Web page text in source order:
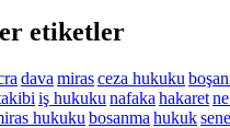
etiketler
dava mirasceza hukuku
iş hukuku nafaka hakaret
hukuku bosanma hukuk